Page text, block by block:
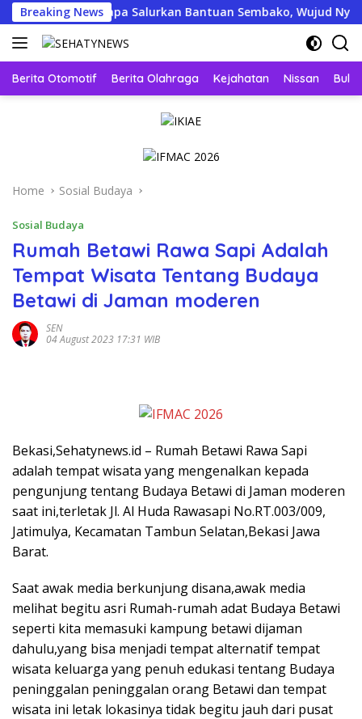
Skip
to
content
Breaking News
Menyapa Salurkan Bantuan Sembako, Wujud Nyata
Berita Otomotif Berita Olahraga Kejahatan Nissan
Home Sosial Budaya
Sosial Budaya
Rumah Betawi Rawa Sapi Adalah
Tempat Wisata Tentang Budaya
Betawi di Jaman moderen
SEN
04 August 2023 17:31 WIB
Bekasi,Sehatynews.id – Rumah Betawi Rawa Sapi
adalah tempat wisata yang mengenalkan kepada
pengunjung tentang Budaya Betawi di Jaman moderen
saat ini,terletak Jl. Al Huda Rawasapi No.RT.003/009,
Jatimulya, Kecamatan Tambun Selatan,Bekasi Jawa
Barat.
Saat awak media berkunjung disana,awak media
melihat begitu asri Rumah-rumah adat Budaya Betawi
seperti kita memasuki kampung betawi dijaman
dahulu,yang bisa menjadi tempat alternatif tempat
wisata keluarga yang penuh edukasi tentang Budaya
peninggalan peninggalan orang Betawi dan tempat
wisata ini letak lokasinya tidak begitu jauh dari pusat